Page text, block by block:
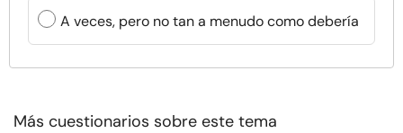
A veces, pero no tan a menudo como debería
Más cuestionarios sobre este tema